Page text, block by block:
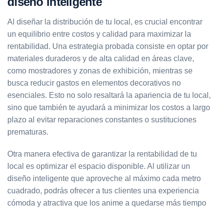
Al diseñar la distribución de tu local, es crucial encontrar
un equilibrio entre costos y calidad para maximizar la
rentabilidad. Una estrategia probada consiste en optar por
materiales duraderos y de alta calidad en áreas clave,
como mostradores y zonas de exhibición, mientras se
busca reducir gastos en elementos decorativos no
esenciales. Esto no solo resaltará la apariencia de tu local,
sino que también te ayudará a minimizar los costos a largo
plazo al evitar reparaciones constantes o sustituciones
prematuras.
Otra manera efectiva de garantizar la rentabilidad de tu
local es optimizar el espacio disponible. Al utilizar un
diseño inteligente que aproveche al máximo cada metro
cuadrado, podrás ofrecer a tus clientes una experiencia
cómoda y atractiva que los anime a quedarse más tiempo